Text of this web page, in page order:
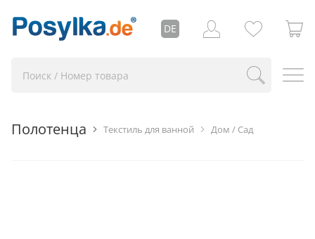
DE
Дом / Сад
Текстиль для ванной
Полотенца